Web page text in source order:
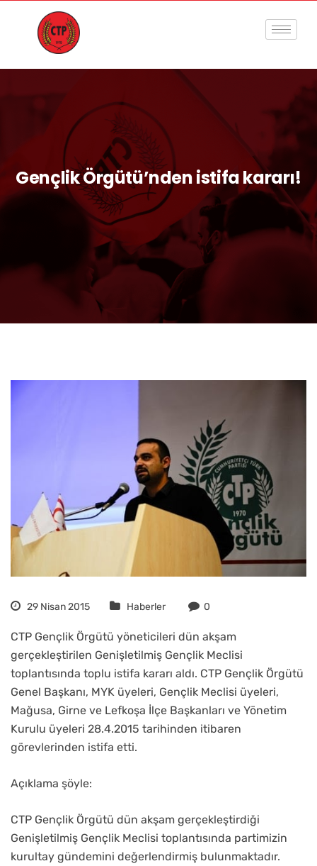
29 Nisan 2015 Haberler 0
CTP Gençlik Örgütü yöneticileri dün akşam
gerçekleştirilen Genişletilmiş Gençlik Meclisi
toplantısında toplu istifa kararı aldı. CTP Gençlik Örgütü
Genel Başkanı, MYK üyeleri, Gençlik Meclisi üyeleri,
Mağusa, Girne ve Lefkoşa İlçe Başkanları ve Yönetim
Kurulu üyeleri 28.4.2015 tarihinden itibaren
görevlerinden istifa etti.
Açıklama şöyle:
CTP Gençlik Örgütü dün akşam gerçekleştirdiği
Genişletilmiş Gençlik Meclisi toplantısında partimizin
kurultay gündemini değerlendirmiş bulunmaktadır.